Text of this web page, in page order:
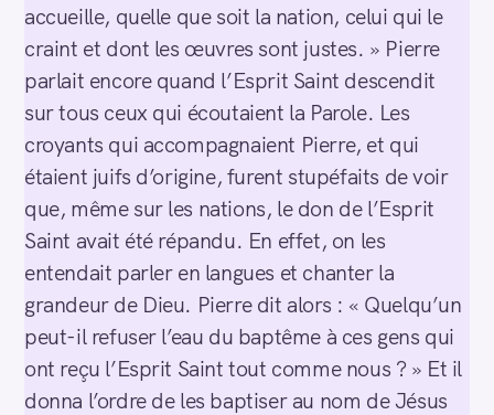
accueille, quelle que soit la nation, celui qui le
craint et dont les œuvres sont justes. » Pierre
parlait encore quand l’Esprit Saint descendit
sur tous ceux qui écoutaient la Parole. Les
croyants qui accompagnaient Pierre, et qui
étaient juifs d’origine, furent stupéfaits de voir
que, même sur les nations, le don de l’Esprit
Saint avait été répandu. En effet, on les
entendait parler en langues et chanter la
grandeur de Dieu. Pierre dit alors : « Quelqu’un
peut-il refuser l’eau du baptême à ces gens qui
ont reçu l’Esprit Saint tout comme nous ? » Et il
donna l’ordre de les baptiser au nom de Jésus